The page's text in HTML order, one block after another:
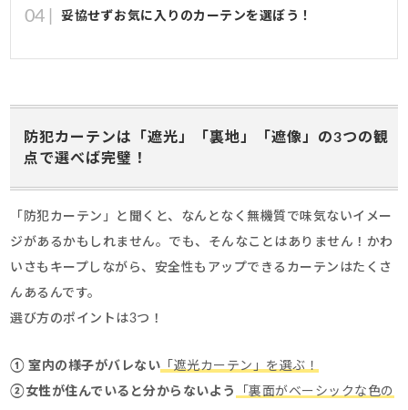
妥協せずお気に入りのカーテンを選ぼう！
防犯カーテンは「遮光」「裏地」「遮像」の3つの観
点で選べば完璧！
「防犯カーテン」と聞くと、なんとなく無機質で味気ないイメー
ジがあるかもしれません。でも、そんなことはありません！かわ
いさもキープしながら、安全性もアップできるカーテンはたくさ
んあるんです。
選び方のポイントは3つ！
① 室内の様子がバレない「遮光カーテン」を選ぶ！
②女性が住んでいると分からないよう
「裏面がベーシックな色の